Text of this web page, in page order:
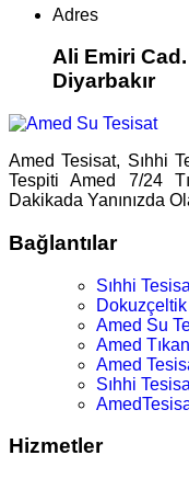
Adres
Ali Emiri
Diyarbakır
Amed Tesisat, Sıhhi
Tespiti Amed 7/24
Dakikada Yanınızda
Bağlantılar
Sıhhi
Amed Su
Amed
Amed
Sıhhi
Hizmetler